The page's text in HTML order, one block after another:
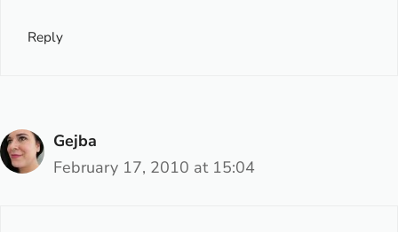
Reply
Gejba
February 17, 2010 at 15:04